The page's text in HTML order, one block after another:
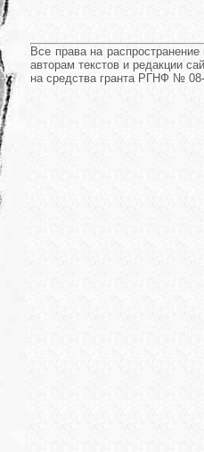
Все права на
авторам текстов и редакции
на средства гранта РГНФ № 08-